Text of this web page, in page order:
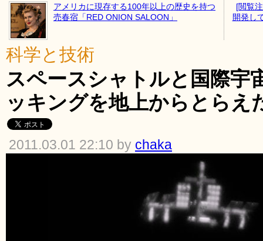
アメリカに現存する100年以上の歴史を持つ
売春宿「RED ONION SALOON」
[閲覧
開発し
科学と技術
スペースシャトルと国際宇
ッキングを地上からとらえ
2011.03.01 22:10 by chaka